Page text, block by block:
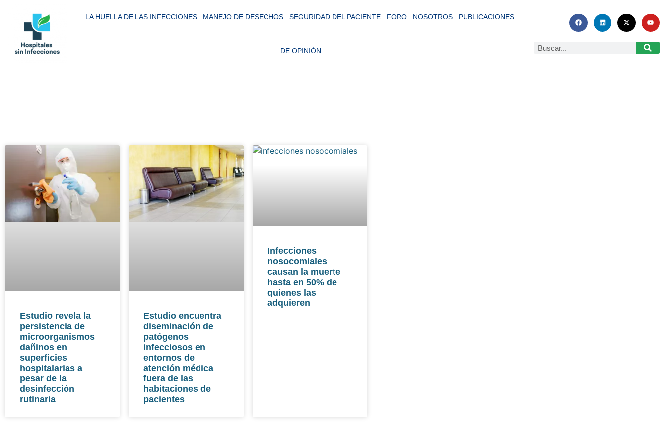
LA HUELLA DE LAS INFECCIONES MANEJO DE DESECHOS SEGURIDAD DEL PACIENTE FORO NOSOTROS PUBLICACIONES
DE OPINIÓN
Estudio revela la
persistencia de
microorganismos
dañinos en
superficies
hospitalarias a
pesar de la
desinfección
rutinaria
Estudio encuentra
diseminación de
patógenos
infecciosos en
entornos de
atención médica
fuera de las
habitaciones de
pacientes
Infecciones
nosocomiales
causan la muerte
hasta en 50% de
quienes las
adquieren